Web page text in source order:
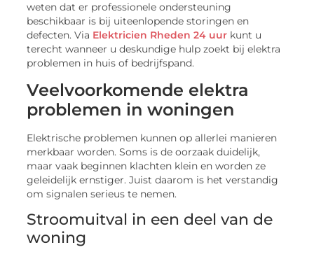
weten dat er professionele ondersteuning
beschikbaar is bij uiteenlopende storingen en
defecten. Via Elektricien Rheden 24 uur kunt u
terecht wanneer u deskundige hulp zoekt bij elektra
problemen in huis of bedrijfspand.
Veelvoorkomende elektra
problemen in woningen
Elektrische problemen kunnen op allerlei manieren
merkbaar worden. Soms is de oorzaak duidelijk,
maar vaak beginnen klachten klein en worden ze
geleidelijk ernstiger. Juist daarom is het verstandig
om signalen serieus te nemen.
Stroomuitval in een deel van de
woning